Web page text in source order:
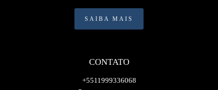
SAIBA MAIS
CONTATO
+5511999336068